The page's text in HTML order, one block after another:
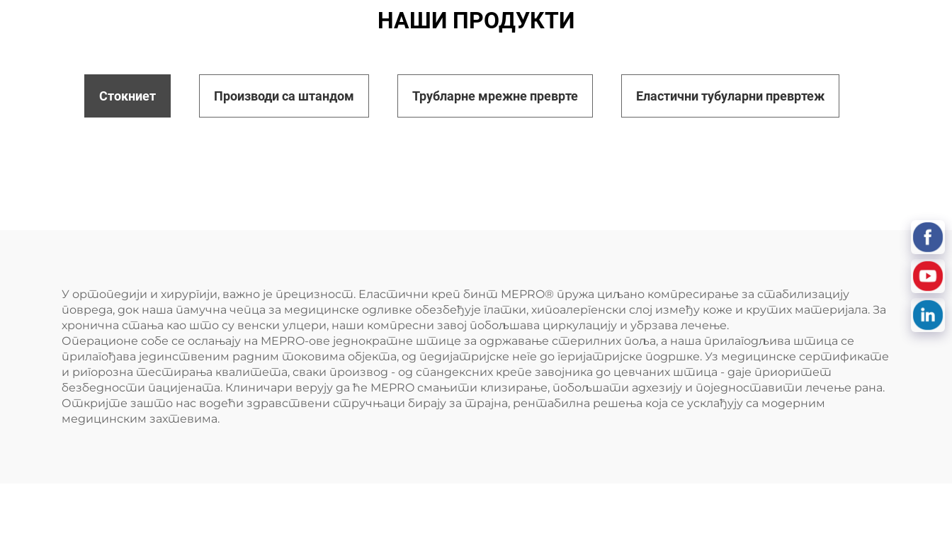
НАШИ ПРОДУКТИ
Стокниет Производи са штандом Трубларне мрежне преврте Еластични тубуларни превртеж
У ортопедији и хирургији, важно је прецизност. Еластични креп бинт MEPRO® пружа циљано компресирање за стабилизацију
повреда, док наша памучна чепца за медицинске одливке обезбеђује глатки, хипоалергенски слој између коже и крутих материјала. За
хронична стања као што су венски улцери, наши компресни завој побољшава циркулацију и убрзава лечење.
Операционе собе се ослањају на MEPRO-ове једнократне штице за одржавање стерилних поља, а наша прилагодљива штица се
прилагођава јединственим радним токовима објекта, од педијатријске неге до геријатријске подршке. Уз медицинске сертификате
и ригорозна тестирања квалитета, сваки производ - од спандексних крепе завојника до цевчаних штица - даје приоритет
безбедности пацијената. Клиничари верују да ће MEPRO смањити клизирање, побољшати адхезију и поједноставити лечење рана.
Откријте зашто нас водећи здравствени стручњаци бирају за трајна, рентабилна решења која се усклађују са модерним
медицинским захтевима.